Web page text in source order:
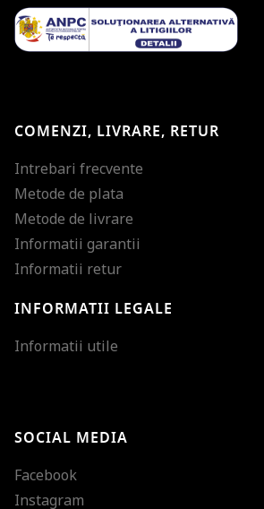
COMENZI, LIVRARE, RETUR
Intrebari frecvente
Metode de plata
Metode de livrare
Informatii garantii
Informatii retur
INFORMATII LEGALE
Informatii utile
SOCIAL MEDIA
Facebook
Instagram